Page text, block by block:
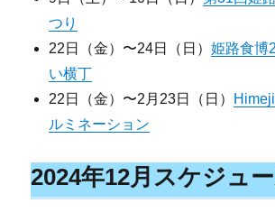
つり
22日（金）〜24日（日）姫路食博
い横丁
22日（金）〜2月23日（日）
ルミネーション
2024年12月スケジュ